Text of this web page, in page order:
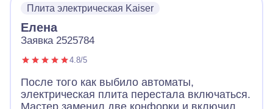
Плита электрическая Kaiser
Елена
Заявка 2525784
4.8/5
После того как выбило автоматы,
электрическая плита перестала включаться.